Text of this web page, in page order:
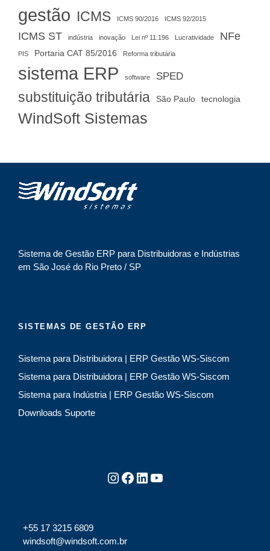
gestão ICMS ICMS 90/2016 ICMS 92/2015
ICMS ST indústria inovação Lei nº 11.196 Lucratividade NFe
PIS Portaria CAT 85/2016 Reforma tributária
sistema ERP software SPED
substituição tributária São Paulo tecnologia
WindSoft Sistemas
Sistema de Gestão ERP para Distribuidoras e Indústrias
em São José do Rio Preto / SP
SISTEMAS DE GESTÃO ERP
Sistema para Distribuidora | ERP Gestão WS-Siscom
Sistema para Distribuidora | ERP Gestão WS-Siscom
Sistema para Indústria | ERP Gestão WS-Siscom
Downloads Suporte
Instagram Facebook LinkedIn Youtube
+55 17 3215 6809
windsoft@windsoft.com.br